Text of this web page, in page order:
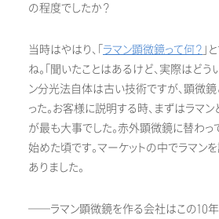
の程度でしたか？
当時はやはり、「 ラマン顕微鏡って何？ 」
ね。「聞いたことはあるけど、実際はどう
ン分光法自体は古い技術ですが、顕微
った。お客様に説明する時、まずはラマ
が最も大事でした。赤外顕微鏡に替わっ
始めた頃です。マーケットの中でラマン
ありました。
──ラマン顕微鏡を作る会社はこの10年